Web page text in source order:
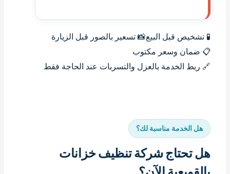
🧪 تشخيص قبل البيع📸 تسعير بالصور قبل الزيارة
📋 ضمان وسعر مكتوب
🔗 ربط الخدمة بالعزل والتسربات عند الحاجة فقط
هل الخدمة مناسبة لك؟
هل تحتاج شركة تنظيف خزانات